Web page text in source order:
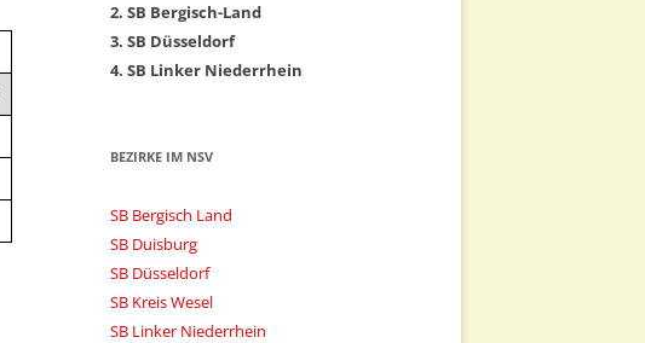
2. SB Bergisch-Land
3. SB Düsseldorf
4. SB Linker Niederrhein
BEZIRKE IM NSV
SB Bergisch Land
SB Duisburg
SB Düsseldorf
SB Kreis Wesel
SB Linker Niederrhein